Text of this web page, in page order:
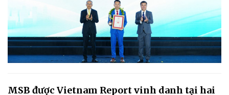
MSB được Vietnam Report vinh danh tại hai